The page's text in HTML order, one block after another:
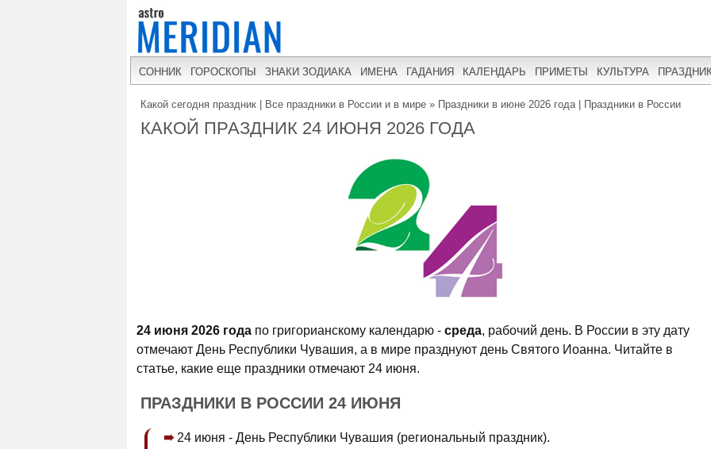
СОННИК ГОРОСКОПЫ ЗНАКИ ЗОДИАКА ИМЕНА ГАДАНИЯ КАЛЕНДАРЬ ПРИМЕТЫ КУЛЬТУРА
Какой сегодня праздник | Все праздники в России и в мире » Праздники в июне 2026 года | Праздники в России
КАКОЙ ПРАЗДНИК 24 ИЮНЯ 2026 ГОДА
24 июня 2026 года по григорианскому календарю - среда, рабочий день. В России в эту дату
отмечают День Республики Чувашия, а в мире празднуют день Святого Иоанна. Читайте в
статье, какие еще праздники отмечают 24 июня.
ПРАЗДНИКИ В РОССИИ 24 ИЮНЯ
24 июня - День Республики Чувашия (региональный праздник).